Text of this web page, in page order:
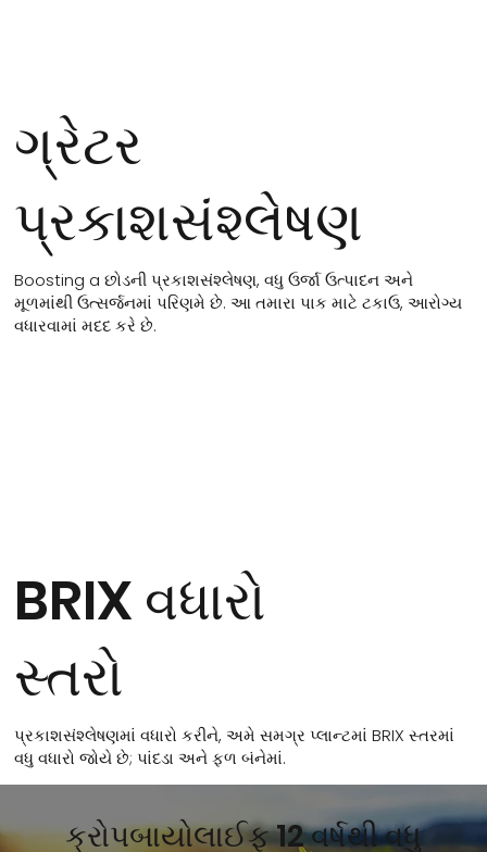
ગ્રેટર
પ્રકાશસંશ્લેષણ
Boosting a છોડની પ્રકાશસંશ્લેષણ, વધુ ઉર્જા ઉત્પાદન અને
મૂળમાંથી ઉત્સર્જનમાં પરિણમે છે. આ તમારા પાક માટે ટકાઉ, આરોગ્ય
વધારવામાં મદદ કરે છે.
BRIX વધારો
સ્તરો
પ્રકાશસંશ્લેષણમાં વધારો કરીને, અમે સમગ્ર પ્લાન્ટમાં BRIX સ્તરમાં
વધુ વધારો જોયે છે; પાંદડા અને ફળ બંનેમાં.
ક્રોપબાયોલાઈફ 12 વર્ષથી વધુ